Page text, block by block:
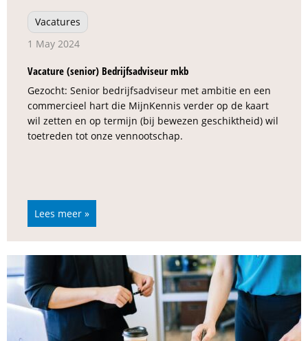
Vacatures
1 May 2024
Vacature (senior) Bedrijfsadviseur mkb
Gezocht: Senior bedrijfsadviseur met ambitie en een
commercieel hart die MijnKennis verder op de kaart
wil zetten en op termijn (bij bewezen geschiktheid) wil
toetreden tot onze vennootschap.
Lees meer »